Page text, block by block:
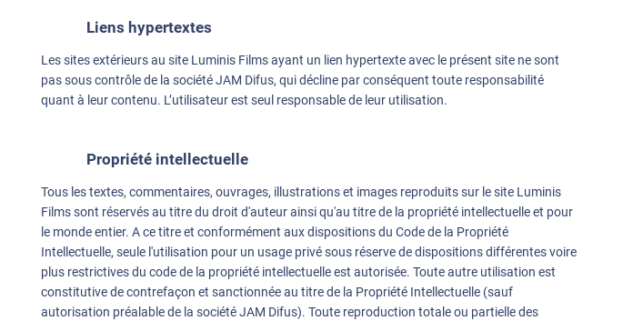
Liens hypertextes
Les sites extérieurs au site Luminis Films ayant un lien hypertexte avec le présent site ne sont
pas sous contrôle de la société JAM Difus, qui décline par conséquent toute responsabilité
quant à leur contenu. L’utilisateur est seul responsable de leur utilisation.
Propriété intellectuelle
Tous les textes, commentaires, ouvrages, illustrations et images reproduits sur le site Luminis
Films sont réservés au titre du droit d'auteur ainsi qu'au titre de la propriété intellectuelle et pour
le monde entier. A ce titre et conformément aux dispositions du Code de la Propriété
Intellectuelle, seule l'utilisation pour un usage privé sous réserve de dispositions différentes voire
plus restrictives du code de la propriété intellectuelle est autorisée. Toute autre utilisation est
constitutive de contrefaçon et sanctionnée au titre de la Propriété Intellectuelle (sauf
autorisation préalable de la société JAM Difus). Toute reproduction totale ou partielle des